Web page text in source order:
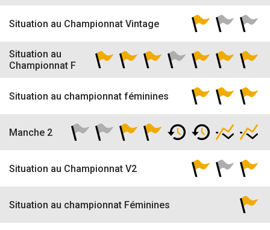
Situation au Championnat Vintage
Situation au
Championnat F
Situation au championnat féminines
Manche 2
Situation au Championnat V2
Situation au championnat Féminines